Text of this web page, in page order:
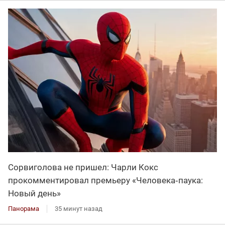
Сорвиголова не пришел: Чарли Кокс
прокомментировал премьеру «Человека‑паука:
Новый день»
Панорама 35 минут назад